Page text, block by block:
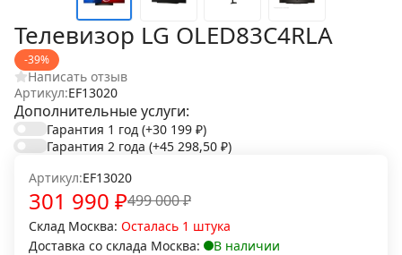
Телевизор LG OLED83C4RLA
-39%
Написать отзыв
Артикул:EF13020
Дополнительные услуги:
Гарантия 1 год (+30 199 ₽)
Гарантия 2 года (+45 298,50 ₽)
Артикул:EF13020
499 000₽
301 990 ₽
Cклад Москва: Осталась 1 штука
Доставка со склада Москва:
В наличии